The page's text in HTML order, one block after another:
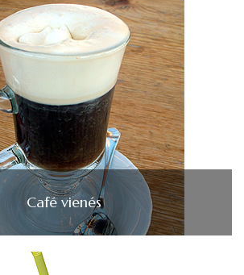
Café vienés